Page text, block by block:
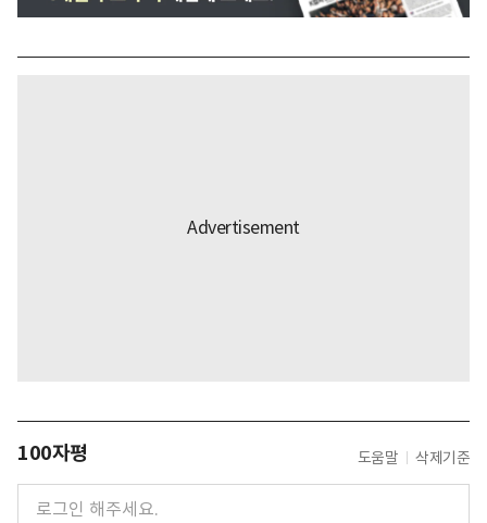
100자평 도움말 삭제기준